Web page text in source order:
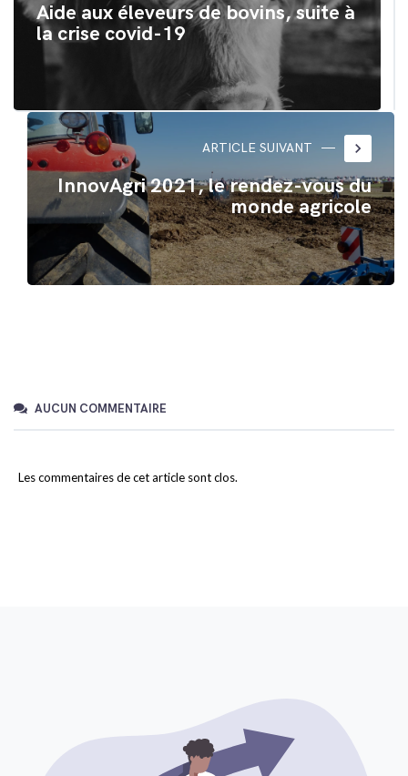
Aide aux éleveurs de bovins, suite à
la crise covid-19
ARTICLE SUIVANT keyboard_arrow_right
InnovAgri 2021, le rendez-vous du
monde agricole
AUCUN COMMENTAIRE
Les commentaires de cet article sont clos.